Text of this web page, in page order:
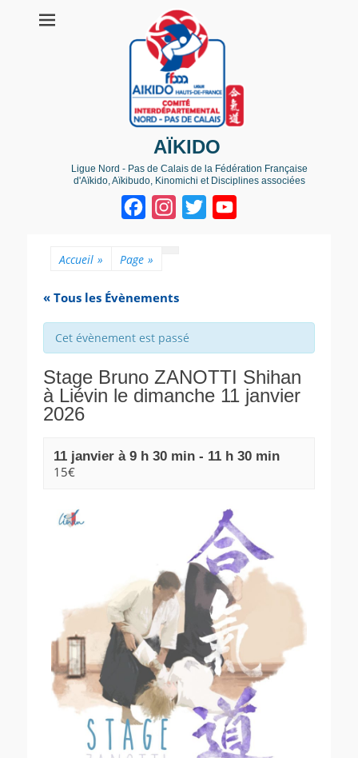
AÏKIDO
Ligue Nord - Pas de Calais de la Fédération Française
d'Aïkido, Aïkibudo, Kinomichi et Disciplines associées
FacebookInstagram
Twitter
Accueil » Page »
« Tous les Évènements
Cet évènement est passé
Stage Bruno ZANOTTI Shihan
à Liévin le dimanche 11 janvier
2026
11 janvier à 9 h 30 min - 11 h 30 min
15€